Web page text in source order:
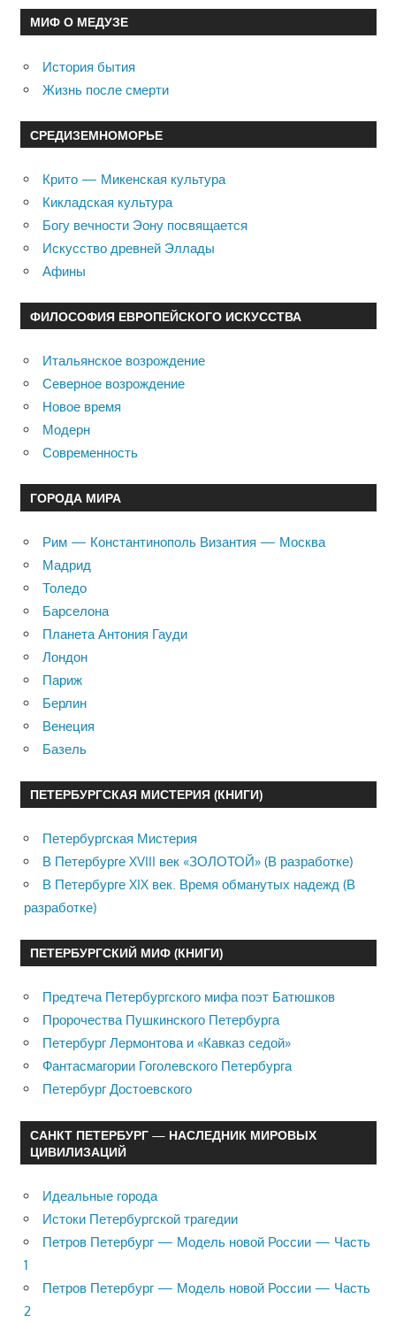
МИФ О МЕДУЗЕ
История бытия
Жизнь после смерти
СРЕДИЗЕМНОМОРЬЕ
Крито — Микенская культура
Кикладская культура
Богу вечности Эону посвящается
Искусство древней Эллады
Афины
ФИЛОСОФИЯ ЕВРОПЕЙСКОГО ИСКУССТВА
Итальянское возрождение
Северное возрождение
Новое время
Модерн
Современность
ГОРОДА МИРА
Рим — Константинополь Византия — Москва
Мадрид
Толедо
Барселона
Планета Антония Гауди
Лондон
Париж
Берлин
Венеция
Базель
ПЕТЕРБУРГСКАЯ МИСТЕРИЯ (КНИГИ)
Петербургская Мистерия
В Петербурге XVIII век «ЗОЛОТОЙ» (В разработке)
В Петербурге XIX век. Время обманутых надежд (В
разработке)
ПЕТЕРБУРГСКИЙ МИФ (КНИГИ)
Предтеча Петербургского мифа поэт Батюшков
Пророчества Пушкинского Петербурга
Петербург Лермонтова и «Кавказ седой»
Фантасмагории Гоголевского Петербурга
Петербург Достоевского
САНКТ ПЕТЕРБУРГ — НАСЛЕДНИК МИРОВЫХ
ЦИВИЛИЗАЦИЙ
Идеальные города
Истоки Петербургской трагедии
Петров Петербург — Модель новой России — Часть
1
Петров Петербург — Модель новой России — Часть
2